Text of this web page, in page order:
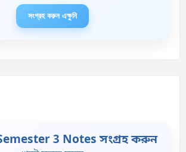
সংগ্রহ করুন এক্ষুনি
3 Notes সংগ্রহ করুন